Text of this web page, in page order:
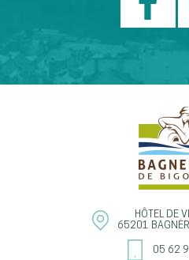
HÔTEL DE
65201
05 62